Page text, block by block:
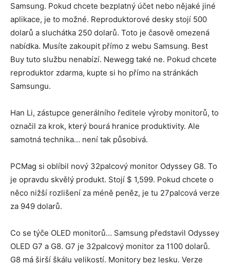
Samsung. Pokud chcete bezplatný účet nebo nějaké jiné
aplikace, je to možné. Reproduktorové desky stojí 500
dolarů a sluchátka 250 dolarů. Toto je časově omezená
nabídka. Musíte zakoupit přímo z webu Samsung. Best
Buy tuto službu nenabízí. Newegg také ne. Pokud chcete
reproduktor zdarma, kupte si ho přímo na stránkách
Samsungu.
Han Li, zástupce generálního ředitele výroby monitorů, to
označil za krok, který bourá hranice produktivity. Ale
samotná technika… není tak působivá.
PCMag si oblíbil nový 32palcový monitor Odyssey G8. To
je opravdu skvělý produkt. Stojí $ 1,599. Pokud chcete o
něco nižší rozlišení za méně peněz, je tu 27palcová verze
za 949 dolarů.
Co se týče OLED monitorů… Samsung představil Odyssey
OLED G7 a G8. G7 je 32palcový monitor za 1100 dolarů.
G8 má širší škálu velikostí. Monitory bez lesku. Verze